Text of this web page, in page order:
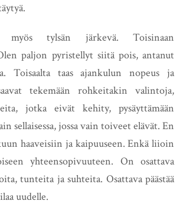
myös tylsän järkevä. Toisinaan
paljon pyristellyt siitä pois, antanut
Toisaalta taas ajankulun nopeus ja
tekemään rohkeitakin valintoja,
jotka eivät kehity, pysäyttämään
sellaisessa, jossa vain toiveet elävät. En
haaveisiin ja kaipuuseen. Enkä liioin
yhteensopivuuteen. On osattava
tunteita ja suhteita. Osattava päästää
uudelle.